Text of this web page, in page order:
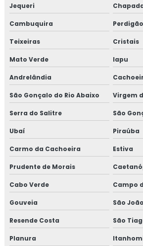
Jequeri
Cambuquira Perdigão
Teixeiras Cristais
Mato Verde Iapu
Andrelândia
São Gonçalo do Rio Abaixo Virgem
Serra do Salitre São
Ubaí Piraúba
Carmo da Cachoeira Estiva
Prudente de Morais
Cabo Verde Campo
Gouveia São
Resende Costa São
Planura